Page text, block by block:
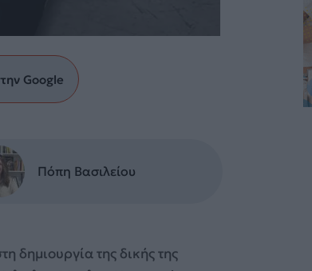
Google
Πόπη Βασιλείου
δημιουργία της δικής της